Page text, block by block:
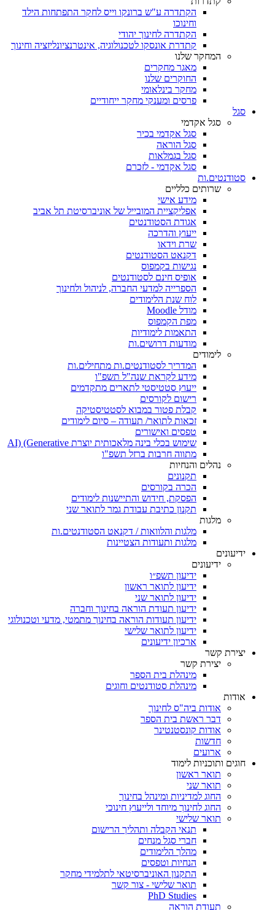
הקתדרה ע"ש ברונקו וייס לחקר התפתחות הילד
וחינוכו
הקתדרה לחינוך יהודי
קתדרת אונסקו לטכנולוגיה, אינטרנציונליזציה וחינוך
המחקר שלנו
מאגר מחקרים
החוקרים שלנו
מחקר בינלאומי
פרסים ומענקי מחקר ייחודיים
סגל
סגל אקדמי
סגל אקדמי בכיר
סגל הוראה
סגל בגמלאות
סגל אקדמי - לזכרם
סטודנטים.ות
שרותים כלליים
מידע אישי
אפליקציית המובייל של אוניברסיטת תל אביב
אגודת הסטודנטים
ייעוץ והדרכה
שרת וידאו
דקנאט הסטודנטים
נגישות בקמפוס
אופיס חינם לסטודנטים
הספרייה למדעי החברה, לניהול ולחינוך
לוח שנת הלימודים
מודל Moodle
מפת הקמפוס
התאמות לימודיות
מודעות דרושים.ות
לימודים
המדריך לסטודנטים.ות מתחילים.ות
מידע לקראת שנה"ל תשפ"ו
ייעוץ סטטיסטי לתארים מתקדמים
רישום לקורסים
קבלת פטור במבוא לסטטיסטיקה
זכאות לתואר/ תעודה – סיום לימודים
טפסים ואישורים
שימוש בכלי בינה מלאכותית יוצרת AI) (Generative
מתווה חרבות ברזל תשפ"ו
נהלים והנחיות
תקנונים
הכרה בקורסים
הפסקת, חידוש והתיישנות לימודים
תקנון כתיבת עבודת גמר לתואר שני
מלגות
מלגות והלוואות / דקנאט הסטודנטים.ות
מלגות ותעודות הצטיינות
ידיעונים
ידיעונים
ידיעון תשפ״ו
ידיעון לתואר ראשון
ידיעון לתואר שני
ידיעון תעודת הוראה בחינוך וחברה
ידיעון תעודות הוראה בחינוך מתמטי, מדעי וטכנולוגי
ידיעון לתואר שלישי
ארכיון ידיעונים
יצירת קשר
יצירת קשר
מינהלת בית הספר
מינהלת סטודנטים וחוגים
אודות
אודות ביה"ס לחינוך
דבר ראשת בית הספר
אודות קונסטנטינר
חדשות
ארועים
חוגים ותוכניות לימוד
תואר ראשון
תואר שני
החוג למדיניות ומינהל בחינוך
החוג לחינוך מיוחד ולייעוץ חינוכי
תואר שלישי
תנאי הקבלה ותהליך הרישום
חברי סגל מנחים
מהלך הלימודים
הנחיות וטפסים
התקנון האוניברסיטאי לתלמידי מחקר
תואר שלישי - צור קשר
PhD Studies
תעודת הוראה